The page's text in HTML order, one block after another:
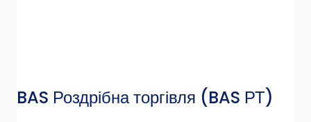
BAS Роздрібна торгівля (BAS РТ)